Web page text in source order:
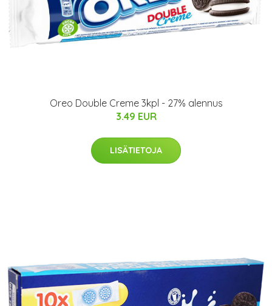
Oreo Double Creme 3kpl - 27% alennus
3.49 EUR
LISÄTIETOJA